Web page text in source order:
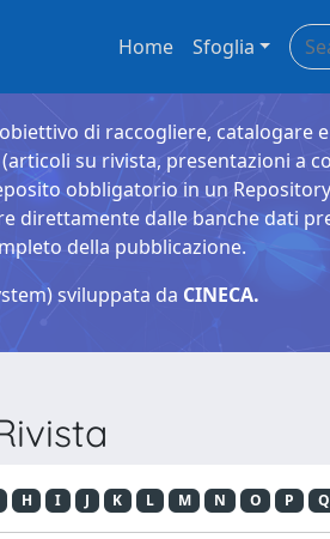
Home Sfoglia
di raccogliere, catalogare
su rivista, presentazioni a
obbligatorio in un
direttamente dalle banche dati
della pubblicazione.
sviluppata da CINECA.
H I J K L M N O P Q